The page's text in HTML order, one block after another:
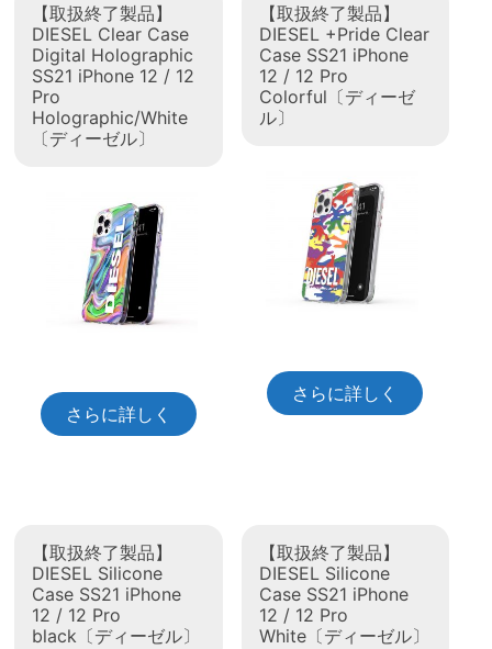
【取扱終了製品】
DIESEL Clear Case
Digital Holographic
SS21 iPhone 12 / 12
Pro
Holographic/White
〔ディーゼル〕
さらに詳しく
【取扱終了製品】
DIESEL +Pride Clear
Case SS21 iPhone
12 / 12 Pro
Colorful〔ディーゼ
ル〕
さらに詳しく
【取扱終了製品】
DIESEL Silicone
Case SS21 iPhone
12 / 12 Pro
black〔ディーゼル〕
【取扱終了製品】
DIESEL Silicone
Case SS21 iPhone
12 / 12 Pro
White〔ディーゼル〕